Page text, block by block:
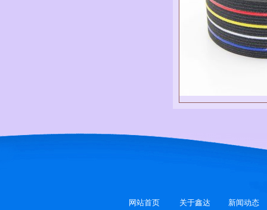
网站首页 关于鑫达 新闻动态